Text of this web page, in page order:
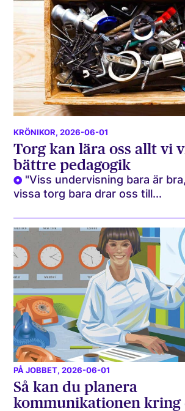
KRÖNIKOR, 2026-06-01
Torg kan lära oss allt vi
bättre pedagogik
"Viss undervisning bara är
vissa torg bara drar oss till...
PÅ JOBBET, 2026-06-01
Så kan du planera
kommunikationen kring